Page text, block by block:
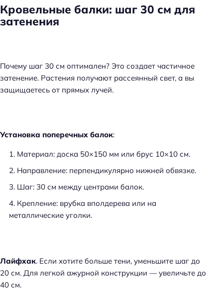
Кровельные балки: шаг 30 см для
затенения
Почему шаг 30 см оптимален? Это создает частичное
затенение. Растения получают рассеянный свет, а вы
защищаетесь от прямых лучей.
Установка поперечных балок:
Материал: доска 50×150 мм или брус 10×10 см.
Направление: перпендикулярно нижней обвязке.
Шаг: 30 см между центрами балок.
Крепление: врубка вполдерева или на
металлические уголки.
Лайфхак. Если хотите больше тени, уменьшите шаг до
20 см. Для легкой ажурной конструкции — увеличьте до
40 см.